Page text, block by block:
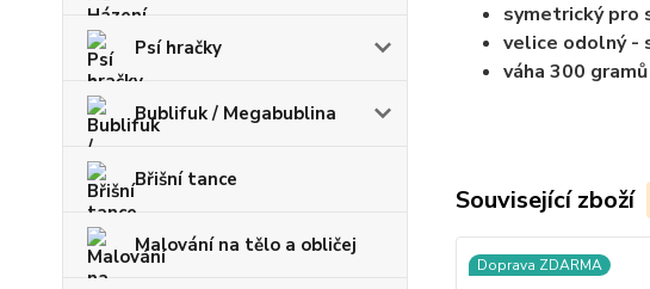
Psí hračky
Bublifuk / Megabublina
Břišní tance
Malování na tělo a obličej
symetrický pro
velice odolný -
váha 300 gramů
Související zboží
Doprava ZDARMA